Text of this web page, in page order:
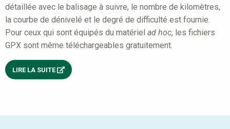
détaillée avec le balisage à suivre, le nombre de kilomètres,
la courbe de dénivelé et le degré de difficulté est fournie.
Pour ceux qui sont équipés du matériel ad hoc, les fichiers
GPX sont même téléchargeables gratuitement.
LIRE LA SUITE